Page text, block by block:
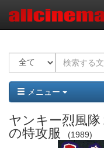
メニュー
ヤンキー烈風
の特攻服
1989